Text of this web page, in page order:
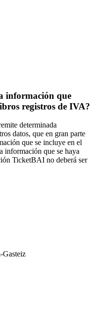
información que
registros de IVA?
determinada
datos, que en gran parte
que se incluye en el
información que se haya
TicketBAI no deberá ser
Gasteiz